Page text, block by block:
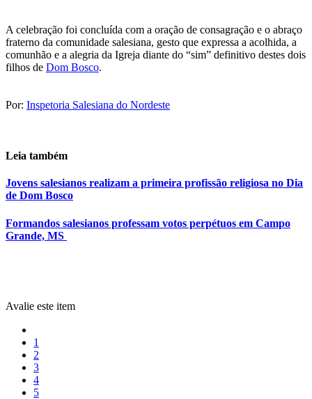
A celebração foi concluída com a oração de consagração e o abraço
fraterno da comunidade salesiana, gesto que expressa a acolhida, a
comunhão e a alegria da Igreja diante do “sim” definitivo destes dois
filhos de Dom Bosco.
Por: Inspetoria Salesiana do Nordeste
Leia também
Jovens salesianos realizam a primeira profissão religiosa no Dia
de Dom Bosco
Formandos salesianos professam votos perpétuos em Campo
Grande, MS
Avalie este item
1
2
3
4
5